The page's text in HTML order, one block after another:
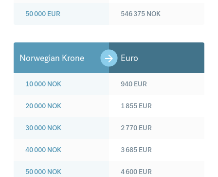
50 000 EUR 546 375 NOK
Norwegian Krone Euro
10 000 NOK
20 000 NOK
30 000 NOK
40 000 NOK
50 000 NOK
940 EUR
1 855 EUR
2 770 EUR
3 685 EUR
4 600 EUR